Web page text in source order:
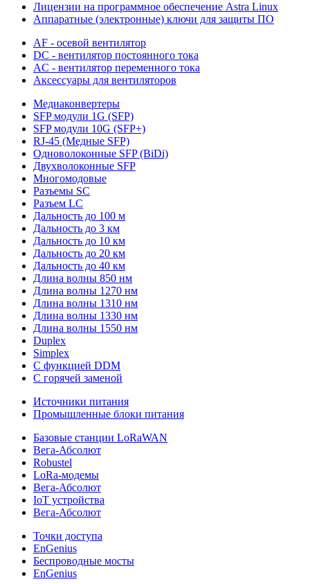
Лицензии на программное обеспечение Astra Linux
Аппаратные (электронные) ключи для защиты ПО
AF - осевой вентилятор
DC - вентилятор постоянного тока
AC - вентилятор переменного тока
Аксессуары для вентиляторов
Медиаконвертеры
SFP модули 1G (SFP)
SFP модули 10G (SFP+)
RJ-45 (Медные SFP)
Одноволоконные SFP (BiDi)
Двухволоконные SFP
Многомодовые
Разъемы SC
Разъем LC
Дальность до 100 м
Дальность до 3 км
Дальность до 10 км
Дальность до 20 км
Дальность до 40 км
Длина волны 850 нм
Длина волны 1270 нм
Длина волны 1310 нм
Длина волны 1330 нм
Длина волны 1550 нм
Duplex
Simplex
С функцией DDM
С горячей заменой
Источники питания
Промышленные блоки питания
Базовые станции LoRaWAN
Вега-Абсолют
Robustel
LoRa-модемы
Вега-Абсолют
IoT устройства
Вега-Абсолют
Точки доступа
EnGenius
Беспроводные мосты
EnGenius